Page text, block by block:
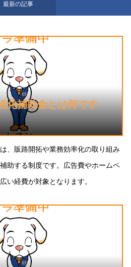
最新の記事
化補助金とは何です
、販路開拓や業務効率化の取り組み
助する制度です。広告費やホームペ
い経費が対象となります。